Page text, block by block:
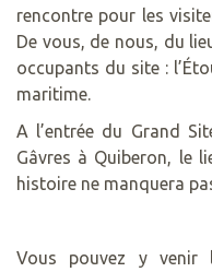
rencontre pour les
De vous, de nous, du
occupants du site :
maritime.
A l’entrée du Grand
Gâvres à Quiberon, le
histoire ne manquera
Vous pouvez y venir